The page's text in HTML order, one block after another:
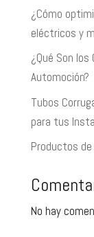
¿Cómo
eléctricos y
¿Qué Son
Automoción?
Tubos
para tus
Productos
No hay